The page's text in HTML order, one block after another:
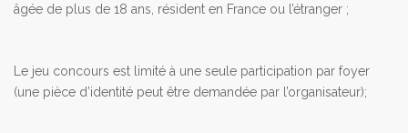
âgée de plus de 18 ans, résident en France ou l’étranger ;
Le jeu concours est limité à une seule participation par foyer
(une pièce d’identité peut être demandée par l’organisateur);